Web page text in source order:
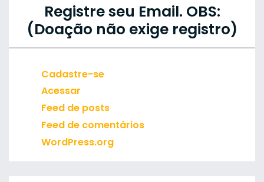
Registre seu Email. OBS:
(Doação não exige registro)
Cadastre-se
Acessar
Feed de posts
Feed de comentários
WordPress.org